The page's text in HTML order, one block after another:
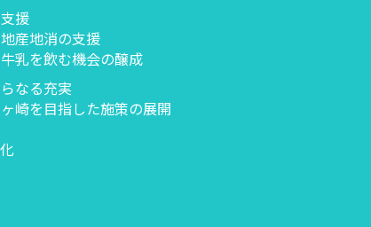
援
産地消の支援
乳を飲む機会の醸成
なる充実
崎を目指した施策の展開